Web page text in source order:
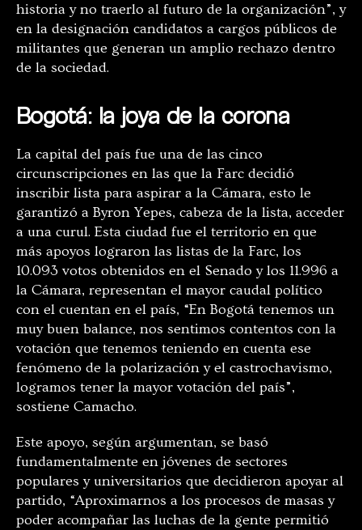
historia y no traerlo al futuro de la organización”, y
en la designación candidatos a cargos públicos de
militantes que generan un amplio rechazo dentro
de la sociedad.
Bogotá: la joya de la corona
La capital del país fue una de las cinco
circunscripciones en las que la Farc decidió
inscribir lista para aspirar a la Cámara, esto le
garantizó a Byron Yepes, cabeza de la lista, acceder
a una curul. Esta ciudad fue el territorio en que
más apoyos lograron las listas de la Farc, los
10.093 votos obtenidos en el Senado y los 11.996 a
la Cámara, representan el mayor caudal político
con el cuentan en el país, “En Bogotá tenemos un
muy buen balance, nos sentimos contentos con la
votación que tenemos teniendo en cuenta ese
fenómeno de la polarización y el castrochavismo,
logramos tener la mayor votación del país”,
sostiene Camacho.
Este apoyo, según argumentan, se basó
fundamentalmente en jóvenes de sectores
populares y universitarios que decidieron apoyar al
partido, “Aproximarnos a los procesos de masas y
poder acompañar las luchas de la gente permitió